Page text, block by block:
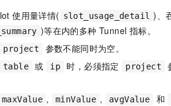
使用量详情( slot_usage_detail )、
)等在内的多种 Tunnel 指标。
project
参数不能同时为空。
table 或 ip 时，必须指定 project
maxValue , minValue , avgValue 和
AI 应用构建
大模型服务平台百炼-应用模版
费体验 夜间 5 折，Qwen/Meoo/TokenPlan 客
）
ERP
CRM
OA 办公系统
财税管理